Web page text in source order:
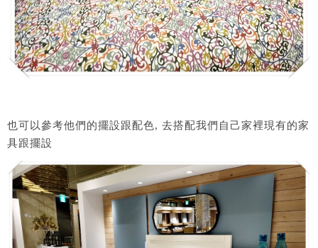
也可以參考他們的擺設跟配色, 去搭配我們自己家裡現有的家
具跟擺設